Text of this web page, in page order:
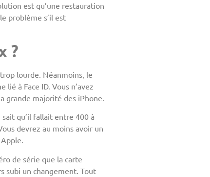
est qu’une restauration
problème s’il est
?
lourde. Néanmoins, le
à Face ID. Vous n’avez
grande majorité des iPhone.
qu’il fallait entre 400 à
devrez au moins avoir un
de série que la carte
subi un changement. Tout